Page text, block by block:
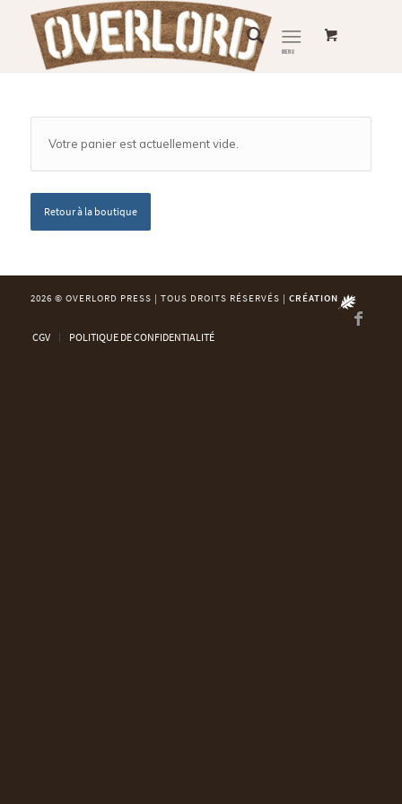
Votre panier est actuellement vide.
Retour à la boutique
2026 © OVERLORD PRESS | TOUS DROITS RÉSERVÉS | CRÉATION
CGV POLITIQUE DE CONFIDENTIALITÉ